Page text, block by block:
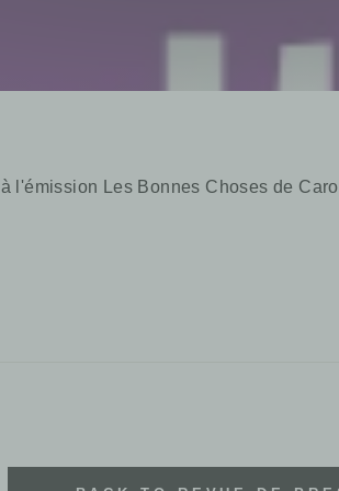
à l'émission Les Bonnes Choses de